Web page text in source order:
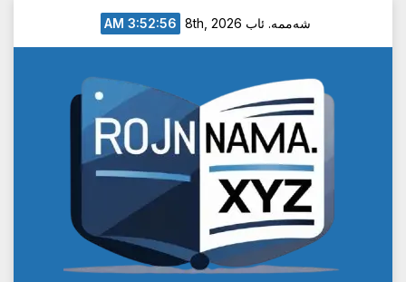
شەممە. ئاب 8th, 2026 3:52:57 AM